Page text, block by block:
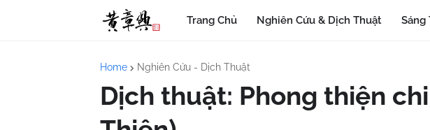
Trang Chủ Nghiên Cứu & Dịch Thuật Sáng
Home Nghiên Cứu - Dịch Thuật
Dịch thuật: Phong thiện